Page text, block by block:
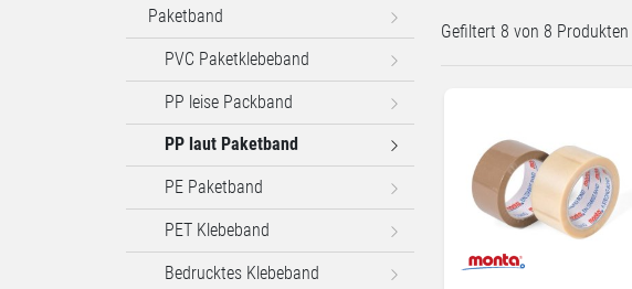
Gefiltert 8 von 8 Produkten
Paketband
PVC Paketklebeband
PP leise Packband
PP laut Paketband
PE Paketband
PET Klebeband
Bedrucktes Klebeband